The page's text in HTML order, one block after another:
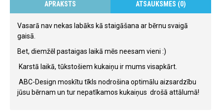
APRAKSTS ATSAUKSMES (0)
Vasarā nav nekas labāks kā staigāšana ar bērnu svaigā
gaisā.
Bet, diemžēl pastaigas laikā mēs neesam vieni :)
Karstā laikā, tūkstošiem kukaiņu ir mums visapkārt.
ABC-Design moskītu tīkls nodrošina optimālu aizsardzību
jūsu bērnam un tur nepatīkamos kukaiņus drošā attālumā!